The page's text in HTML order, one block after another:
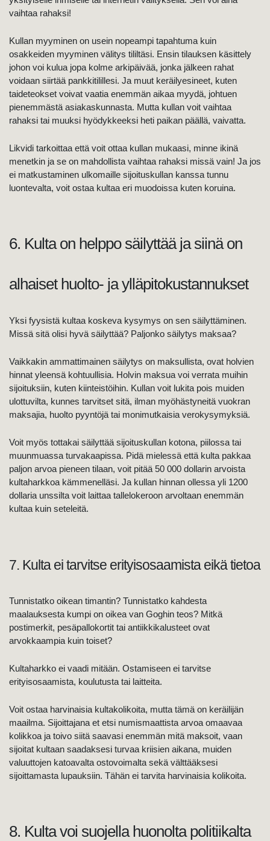
vaihtaa rahaksi!
Kullan myyminen on usein nopeampi tapahtuma kuin
osakkeiden myyminen välitys tililtäsi. Ensin tilauksen käsittely
johon voi kulua jopa kolme arkipäivää, jonka jälkeen rahat
voidaan siirtää pankkitilillesi. Ja muut keräilyesineet, kuten
taideteokset voivat vaatia enemmän aikaa myydä, johtuen
pienemmästä asiakaskunnasta. Mutta kullan voit vaihtaa
rahaksi tai muuksi hyödykkeeksi heti paikan päällä, vaivatta.
Likvidi tarkoittaa että voit ottaa kullan mukaasi, minne ikinä
menetkin ja se on mahdollista vaihtaa rahaksi missä vain! Ja jos
ei matkustaminen ulkomaille sijoituskullan kanssa tunnu
luontevalta, voit ostaa kultaa eri muodoissa kuten koruina.
6. Kulta on helppo säilyttää ja siinä on
alhaiset huolto- ja ylläpitokustannukset
Yksi fyysistä kultaa koskeva kysymys on sen säilyttäminen.
Missä sitä olisi hyvä säilyttää? Paljonko säilytys maksaa?
Vaikkakin ammattimainen säilytys on maksullista, ovat holvien
hinnat yleensä kohtuullisia. Holvin maksua voi verrata muihin
sijoituksiin, kuten kiinteistöihin. Kullan voit lukita pois muiden
ulottuvilta, kunnes tarvitset sitä, ilman myöhästyneitä vuokran
maksajia, huolto pyyntöjä tai monimutkaisia verokysymyksiä.
Voit myös tottakai säilyttää sijoituskullan kotona, piilossa tai
muunmuassa turvakaapissa. Pidä mielessä että kulta pakkaa
paljon arvoa pieneen tilaan, voit pitää 50 000 dollarin arvoista
kultaharkkoa kämmenelläsi. Ja kullan hinnan ollessa yli 1200
dollaria unssilta voit laittaa tallelokeroon arvoltaan enemmän
kultaa kuin seteleitä.
7. Kulta ei tarvitse erityisosaamista eikä tietoa
Tunnistatko oikean timantin? Tunnistatko kahdesta
maalauksesta kumpi on oikea van Goghin teos? Mitkä
postimerkit, pesäpallokortit tai antiikkikalusteet ovat
arvokkaampia kuin toiset?
Kultaharkko ei vaadi mitään. Ostamiseen ei tarvitse
erityisosaamista, koulutusta tai laitteita.
Voit ostaa harvinaisia kultakolikoita, mutta tämä on keräilijän
maailma. Sijoittajana et etsi numismaattista arvoa omaavaa
kolikkoa ja toivo siitä saavasi enemmän mitä maksoit, vaan
sijoitat kultaan saadaksesi turvaa kriisien aikana, muiden
valuuttojen katoavalta ostovoimalta sekä välttääksesi
sijoittamasta lupauksiin. Tähän ei tarvita harvinaisia kolikoita.
8. Kulta voi suojella huonolta politiikalta